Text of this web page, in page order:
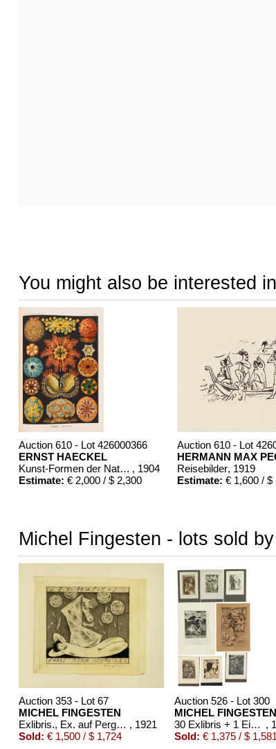
You might also be interested in
Auction 610 - Lot 426000366
ERNST HAECKEL
Kunst-Formen der Natur. 10 Hefte und Supplement in 1 Band , 1904
Estimate: € 2,000 / $ 2,300
Auction 610 - Lot
HERMANN MAX
Reisebilder, 1919
Estimate: € 1,600 / $
Michel Fingesten - lots sold
Auction 353 - Lot 67
MICHEL FINGESTEN
Exlibris., Ex. auf Pergament, 1921. , 1921
Sold: € 1,500 / $ 1,724
Auction 526 - Lot 300
MICHEL FINGESTEN
30 Exlibris + 1 Einladung ,
Sold: € 1,375 / $ 1,581